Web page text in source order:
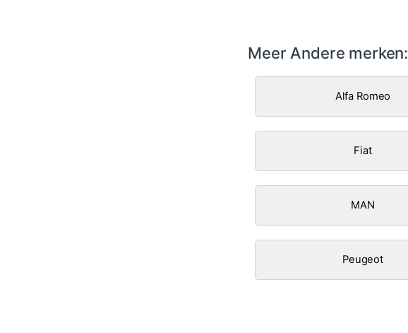
Meer Andere merken:
Alfa Romeo
Fiat
MAN
Peugeot